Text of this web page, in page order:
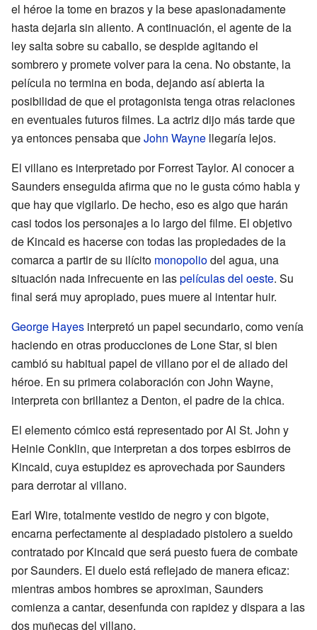
el héroe la tome en brazos y la bese apasionadamente
hasta dejarla sin aliento. A continuación, el agente de la
ley salta sobre su caballo, se despide agitando el
sombrero y promete volver para la cena. No obstante, la
película no termina en boda, dejando así abierta la
posibilidad de que el protagonista tenga otras relaciones
en eventuales futuros filmes. La actriz dijo más tarde que
ya entonces pensaba queJohn Wayne llegaría lejos.
El villano es interpretado por Forrest Taylor. Al conocer a
Saunders enseguida afirma que no le gusta cómo habla y
que hay que vigilarlo. De hecho, eso es algo que harán
casi todos los personajes a lo largo del filme. El objetivo
de Kincaid es hacerse con todas las propiedades de la
comarca a partir de su ilícito monopoliodel agua, una
situación nada infrecuente en laspelículas del oeste. Su
final será muy apropiado, pues muere al intentar huir.
George Hayes interpretó un papel secundario, como venía
haciendo en otras producciones de Lone Star, si bien
cambió su habitual papel de villano por el de aliado del
héroe. En su primera colaboración con John Wayne,
interpreta con brillantez a Denton, el padre de la chica.
El elemento cómico está representado por Al St. John y
Heinie Conklin, que interpretan a dos torpes esbirros de
Kincaid, cuya estupidez es aprovechada por Saunders
para derrotar al villano.
Earl Wire, totalmente vestido de negro y con bigote,
encarna perfectamente al despiadado pistolero a sueldo
contratado por Kincaid que será puesto fuera de combate
por Saunders. El duelo está reflejado de manera eficaz:
mientras ambos hombres se aproximan, Saunders
comienza a cantar, desenfunda con rapidez y dispara a las
dos muñecas del villano.